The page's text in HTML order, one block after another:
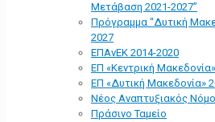
Μετάβαση 2021-2027”
Πρόγραμμα “Δυτική
2027
ΕΠΑνΕΚ 2014-2020
ΕΠ «Kεντρική
ΕΠ «Δυτική Μακεδονία»
Νέος Αναπτυξιακός
Πράσινο Ταμείο